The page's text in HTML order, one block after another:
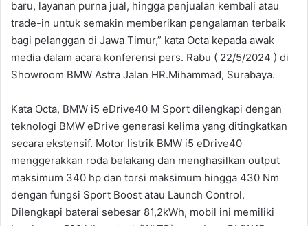
baru, layanan purna jual, hingga penjualan kembali atau
trade-in untuk semakin memberikan pengalaman terbaik
bagi pelanggan di Jawa Timur,” kata Octa kepada awak
media dalam acara konferensi pers. Rabu ( 22/5/2024 ) di
Showroom BMW Astra Jalan HR.Mihammad, Surabaya.
Kata Octa, BMW i5 eDrive40 M Sport dilengkapi dengan
teknologi BMW eDrive generasi kelima yang ditingkatkan
secara ekstensif. Motor listrik BMW i5 eDrive40
menggerakkan roda belakang dan menghasilkan output
maksimum 340 hp dan torsi maksimum hingga 430 Nm
dengan fungsi Sport Boost atau Launch Control.
Dilengkapi baterai sebesar 81,2kWh, mobil ini memiliki